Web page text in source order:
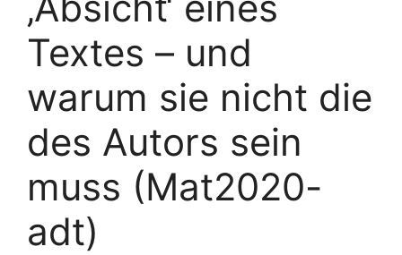
Textes – und
warum sie nicht die
des Autors sein
muss (Mat2020-
adt)